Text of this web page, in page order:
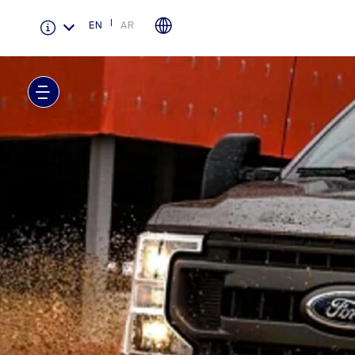
الضمان والتأمين
لمحة عامة عن Ford Protect
باقة الصيانة الفائقة
باقة الخدمة
باقة العناية الفائقة
دعم المزامنة
تقنية 4 SYNC
AR
EN